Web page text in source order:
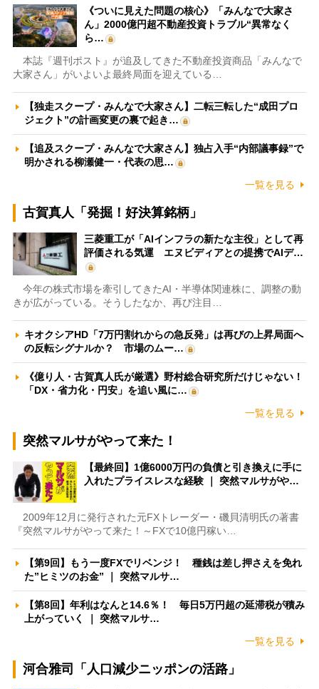
《ついに見えた問題の核心》「みんなで大家さ
ん」2000億円超不動産投資トラブル“異常なく
ら…
本誌『週刊ポスト』が追及してきた不動産投資商品「みんなで
大家さん」がいよいよ最終局面を迎えている…
【独走スクープ・みんなで大家さん】二転三転した“成田プロ
ジェクト”の計画変更の裏で起き…
【追及スクープ・みんなで大家さん】独占入手“内部議事録”で
明かされる柳瀬健一・代表の思…
一覧を見る
古賀真人「発掘！好決算銘柄」
三菱重工が「AIインフラの新たな主役」として再
評価される気運 エヌビディアとの提携でAIデ…
今年の株式市場を牽引してきたAI・半導体関連株に、調整の動
きが広がっている。そうしたなか、再び注目…
キオクシアHD「7万円割れからの急反発」は再びの上昇局面へ
の反転シグナルか？ 市場のムー…
《億り人・古賀真人氏が厳選》野村総合研究所だけじゃない！
「DX・省力化・円安」を追い風に…
一覧を見る
突然マルサがやって来た！
【最終回】1億6000万円の負債と引き換えに手に
入れたプライスレスな経験 ｜ 突然マルサがや…
2009年12月に発行された元FXトレーダー・磯貝清明氏の著書
『突然マルサがやって来た！～FXで10億円稼い…
【第9回】もう一度FXでリベンジ！ 種銭は差し押さえを免れ
た”ヒミツのお金” ｜ 突然マルサ…
【第8回】年利はなんと14.6％！ 毎日5万円超の延滞税が積み
上がっていく ｜ 突然マルサ…
一覧を見る
河合雅司「人口減少ニッポンの活路」